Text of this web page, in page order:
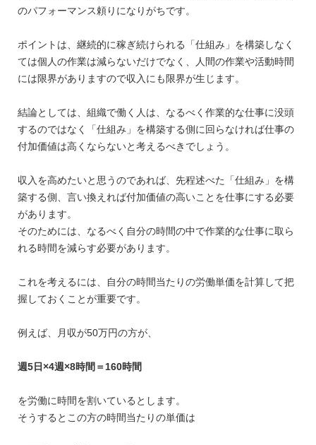
のパフォーマンス頼りになりがちです。
ポイントは、継続的に稼ぎ続けられる「仕組み」を構築しなく
ては個人の作業は減らないだけでなく、人間の作業や活動時間
には限界がありますので収入にも限界が生じます。
結論としては、組織で働く人は、なるべく作業的な仕事に没頭
するのではなく「仕組み」を構築する側に回らなければ仕事の
付加価値は高くならないと考えるべきでしょう。
収入を高めたいと思うのであれば、先程述べた「仕組み」を構
築する側、言い換えれば付加価値の高いことを仕事にする必要
があります。
そのためには、なるべく自分の時間の中で作業的な仕事に取ら
れる時間を減らす必要があります。
これを考えるには、自分の時間当たりの労働単価を計算して把
握しておくことが重要です。
例えば、月収が50万円の方が、
週5日×4週×8時間＝160時間
を労働に時間を割いているとします。
そうするとこの方の時間当たりの単価は